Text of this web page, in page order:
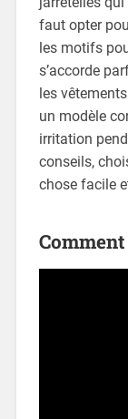
faut opter
les motifs
s’accorde
les
un modèle
irritation
conseils,
chose facile